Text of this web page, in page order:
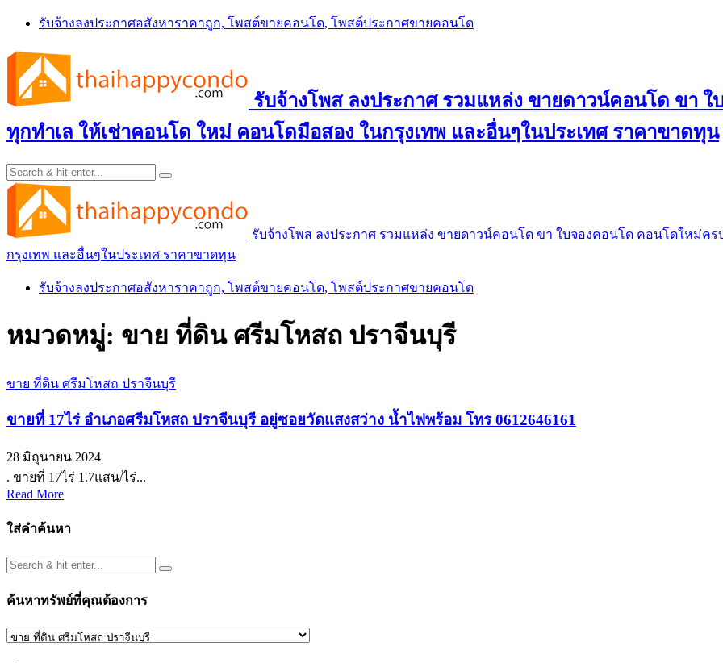
Skip
content
รับจ้างลงประกาศอสังหาราคาถูก, โพสต์ขายคอนโด, โพสต์ประกาศขายคอนโด
รับจ้างโพส ลงประกาศ รวมแหล่ง ขายดาวน์คอนโด ขา
ทุกทำเล ให้เช่าคอนโด ใหม่ คอนโดมือสอง ในกรุงเทพ และอื่นๆในประเทศ ราคาขาดทุน
รับจ้างโพส ลงประกาศ รวมแหล่ง ขายดาวน์คอนโด ขา ใบจองคอนโด คอนโดใหม่ค
กรุงเทพ และอื่นๆในประเทศ ราคาขาดทุน
รับจ้างลงประกาศอสังหาราคาถูก, โพสต์ขายคอนโด, โพสต์ประกาศขายคอนโด
หมวดหมู่: ขาย ที่ดิน ศรีมโหสถ ปราจีนบุรี
ขาย ที่ดิน ศรีมโหสถ ปราจีนบุรี
ขายที่ 17ไร่ อำเภอศรีมโหสถ ปราจีนบุรี อยู่ซอยวัดแสงสว่าง น้ำไฟพร้อม โทร 0612646161
28 มิถุนายน 2024
. ขายที่ 17ไร่ 1.7แสน/ไร่...
Read More
ใส่คำค้นหา
ค้นหาทรัพย์ที่คุณต้องการ
ค้นหา